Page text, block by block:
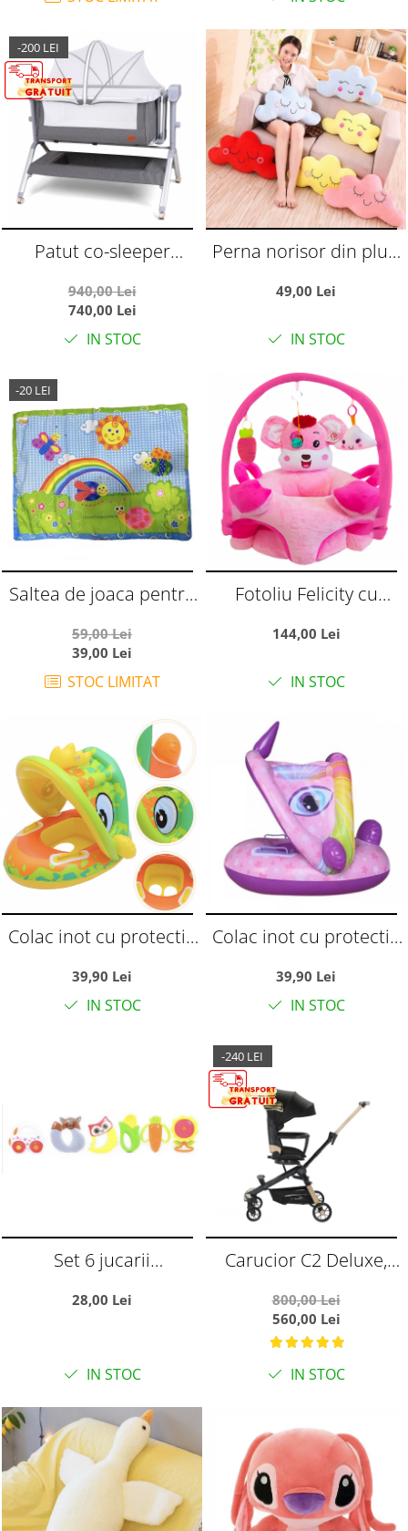
-200 LEI
Patut co-sleeper
leagan electric, saltea
inclusa, cu telecomanda
si carusel muzical, A6 gri
940,00 Lei
740,00 Lei
IN STOC
Perna norisor din plus,
49,00 Lei
IN STOC
-20 LEI
Saltea de joaca pentru
insecte vesele, 92 x 60
cm
59,00 Lei
39,00 Lei
STOC LIMITAT
Fotoliu Felicity cu
laterale - Soricel Roz
144,00 Lei
IN STOC
Colac inot cu protectie
galben
39,90 Lei
IN STOC
Colac inot cu protectie
39,90 Lei
IN STOC
Set 6 jucarii
suprafete moi siliconate
28,00 Lei
IN STOC
-240 LEI
Carucior C2 Deluxe,
lumini si muzica, Negru
cu flori
800,00 Lei
560,00 Lei
IN STOC